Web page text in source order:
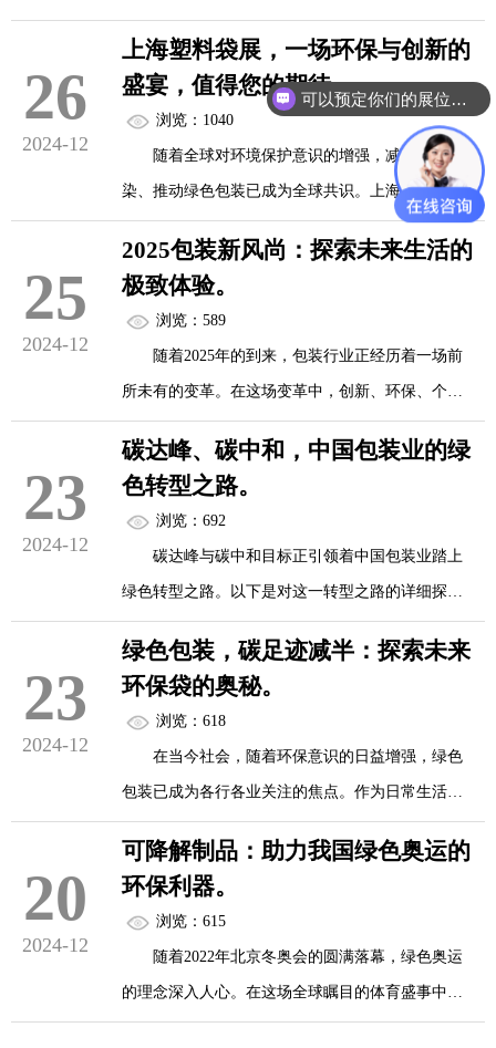
展会盛况空前，全球巨头齐聚一堂
本次塑料展在规模上达到了前所未有的水平，
展览面积广阔，展品丰富多样，涵盖了塑料原料、
塑料制品、塑料机械、塑料模具以及塑...
美学完美结合的典范，吸引了无数网红和观众前来
打卡。近日，一场备受瞩目的塑料全产业链行业盛
会——中国国际塑料展，在南京国际博览中心盛大
举办，为观众呈现了一场视觉与智慧的双重盛宴。
走进塑料展的展厅，首先映入眼帘的是各种色
彩斑斓、形态各异的塑料制品。这些展品不仅展示
了塑料行业的最新技术和创新成果，更将科技与美
学完美融合，让人眼前一亮。从精致的塑料艺术品
到实用的塑料制品，每一件展品都蕴含着设...
26
2024-12
上海塑料袋展，一场环保与创新的
盛宴，值得您的期待
浏览：1040
随着全球对环境保护意识的增强，减少塑料污
染、推动绿色包装已成为全球共识。上海塑料袋展
正是在这一背景下应运而生，旨在展示最新的环保
塑料袋技术和设计理念，推动行业向更加绿色、可
持续的方向发展。展会汇聚了众多致力于绿色包装
研发与生产的企业和设计师，他们带来的不仅是各
种采用环保材料（如纸质、玉米淀粉基塑料、生物
降解塑料等）制成的塑料袋，更是对环保理念的坚
守和创新精神的体现。
先进技术与创新材料的展示
在上海塑料袋展上，参观者可以亲眼目睹先进
25
2024-12
2025包装新风尚：探索未来生活的
极致体验。
浏览：589
随着2025年的到来，包装行业正经历着一场前
所未有的变革。在这场变革中，创新、环保、个性
化和智能化成为了包装新风尚的关键词。未来的包
装不仅仅是产品的外在展示，更是探索未来生活极
致体验的重要载体。
一、创新设计引领潮流
在2025年，创新设计成为了包装行业的核心竞
争力。设计师们通过独特的创意和精湛的工艺，将
包装打造成为了一件件艺术品。这些包装不仅具有
极高的视觉冲击力，还能够与消费者产生情感共
鸣，提升产品的附加值。
23
2024-12
碳达峰、碳中和，中国包装业的绿
色转型之路。
浏览：692
碳达峰与碳中和目标正引领着中国包装业踏上
绿色转型之路。以下是对这一转型之路的详细探
讨：
一、背景与目标
背景：在全球气候变化和环境问题日益严峻的
背景下，中国提出了2030年前实现碳达峰、2060年
前实现碳中和的目标。这一目标的提出，对中国各
行各业都产生了深远影响，包装业也不例外。
目标：中国包装业积极响应国家号召，致力于
通过绿色转型减少碳排放，推动行业的可持续发
23
2024-12
绿色包装，碳足迹减半：探索未来
环保袋的奥秘。
浏览：618
在当今社会，随着环保意识的日益增强，绿色
包装已成为各行各业关注的焦点。作为日常生活中
不可或缺的物品，环保袋以其可重复使用、减少塑
料浪费的特性，正逐步成为替代传统塑料袋的理想
选择。而未来环保袋的设计与发展，更是朝着更加
环保、高效、智能的方向迈进，力求在减少碳足迹
的同时，提升用户体验。本文将带您一起探索未来
环保袋的奥秘，了解其如何在绿色包装领域发挥重
20
2024-12
可降解制品：助力我国绿色奥运的
环保利器。
浏览：615
随着2022年北京冬奥会的圆满落幕，绿色奥运
的理念深入人心。在这场全球瞩目的体育盛事中，
可降解制品以其环保、可持续的特性，成为了助力
可以预定你们的展位吗？